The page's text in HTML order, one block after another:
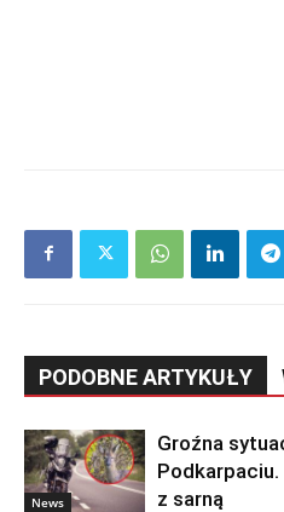
PODOBNE ARTYKUŁY
News
Groźna
z sarną